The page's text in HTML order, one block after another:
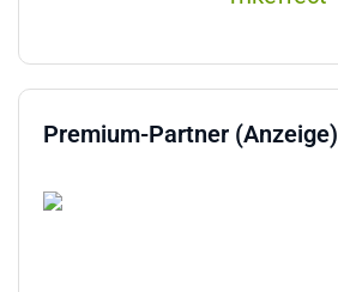
Premium-Partner (Anzeige)